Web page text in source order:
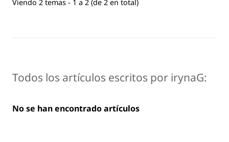
Viendo 2 temas - 1 a 2 (de 2 en total)
Todos los artículos escritos por irynaG:
No se han encontrado artículos